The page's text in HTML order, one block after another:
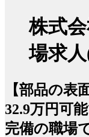
株式
場求人
【部品の表
32.9万円可
完備の職場